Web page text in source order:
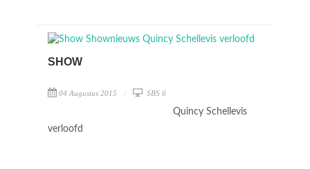
SHOW
04 Augustus 2015 SBS 6
Quincy Schellevis
verloofd